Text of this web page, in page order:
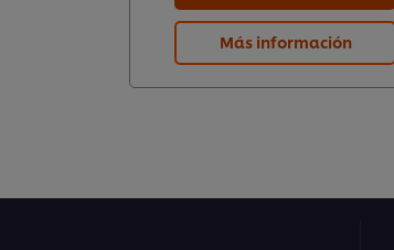
Más información